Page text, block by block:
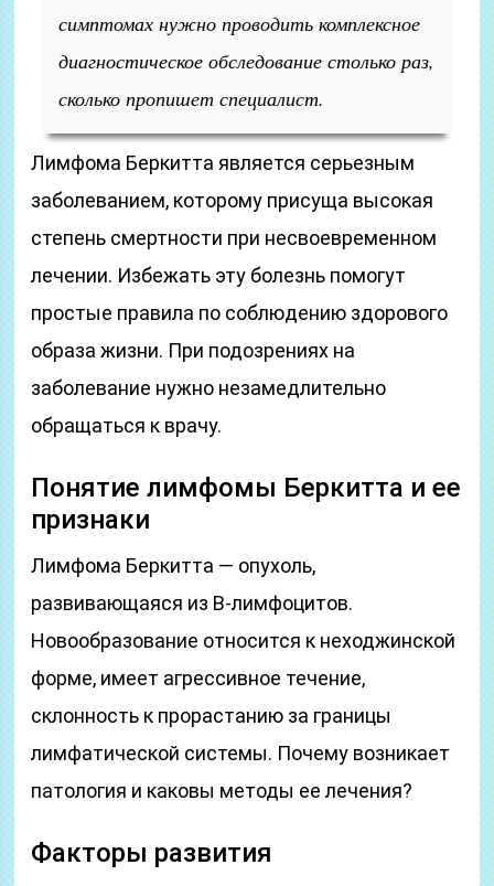
симптомах нужно проводить комплексное
диагностическое обследование столько раз,
сколько пропишет специалист.
Лимфома Беркитта является серьезным
заболеванием, которому присуща высокая
степень смертности при несвоевременном
лечении. Избежать эту болезнь помогут
простые правила по соблюдению здорового
образа жизни. При подозрениях на
заболевание нужно незамедлительно
обращаться к врачу.
Понятие лимфомы Беркитта и ее
признаки
Лимфома Беркитта — опухоль,
развивающаяся из В-лимфоцитов.
Новообразование относится к неходжинской
форме, имеет агрессивное течение,
склонность к прорастанию за границы
лимфатической системы. Почему возникает
патология и каковы методы ее лечения?
Факторы развития